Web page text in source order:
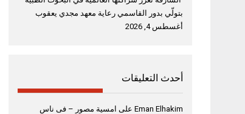
بتولّي بدور القاسمي رعاية معهد مجدي يعقوب
أغسطس 4, 2026
أحدث التعليقات
Eman Elhakim على امسية مصور – فى ناس